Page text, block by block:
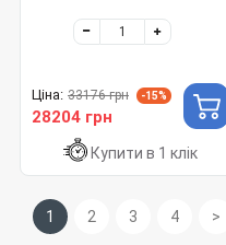
Ціна: 33176 грн -15%
28204 грн
Купити в 1 клік
1 2 3 4 >